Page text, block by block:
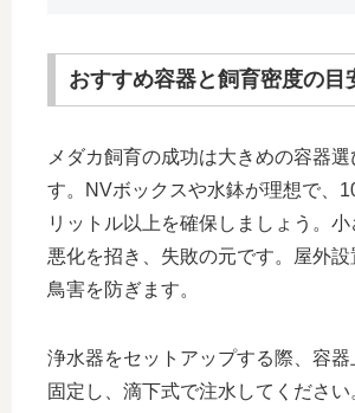
おすすめ容器と飼育密度の目
メダカ飼育の成功は大きめの容器選
す。NVボックスや水鉢が理想で、
リットル以上を確保しましょう。
悪化を招き、失敗の元です。屋外
鳥害を防ぎます。
浄水器をセットアップする際、容
固定し、滴下式で注水してくださ